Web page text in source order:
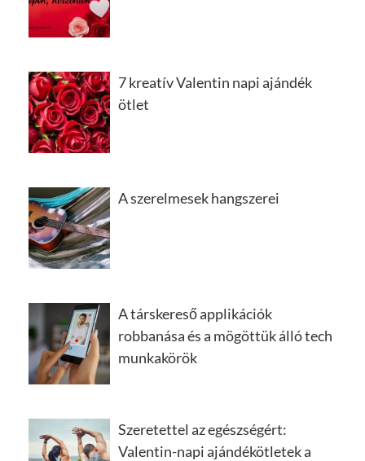
7 kreatív Valentin napi ajándék
ötlet
A szerelmesek hangszerei
A társkereső applikációk
robbanása és a mögöttük álló tech
munkakörök
Szeretettel az egészségért:
Valentin-napi ajándékötletek a